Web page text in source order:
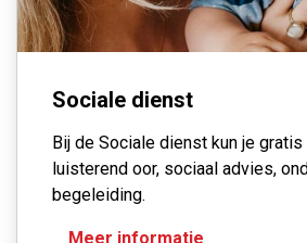
Sociale dienst
Bij de Sociale dienst kun je
luisterend oor, sociaal advies,
begeleiding.
Meer informatie